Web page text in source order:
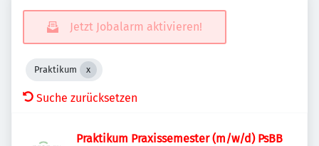
Jetzt Jobalarm aktivieren!
Praktikum
Suche zurücksetzen
Praktikum Praxissemester (m/w/d) PsBB